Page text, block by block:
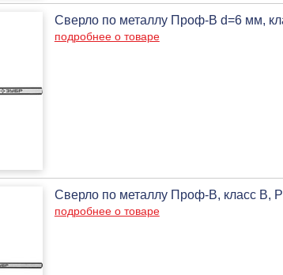
Сверло по металлу Проф-В d=6 мм,
подробнее о товаре
Сверло по металлу Проф-В, класс
подробнее о товаре